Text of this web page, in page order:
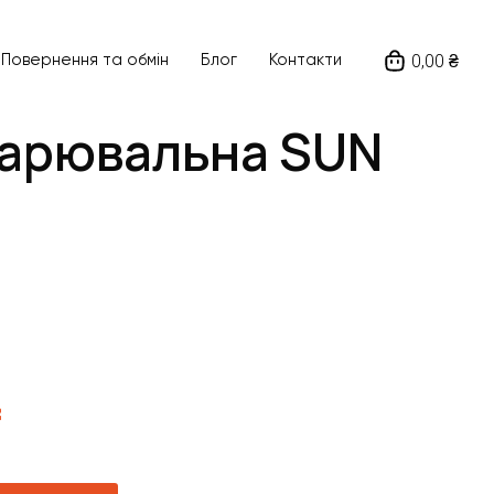
Повернення та обмін Блог Контакти 0,00 ₴
SUN